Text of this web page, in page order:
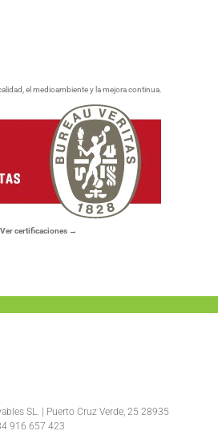
el medioambiente y la mejora continua.
Ver certificaciones →
SL. | Puerto Cruz Verde, 25 28935
916 657 423